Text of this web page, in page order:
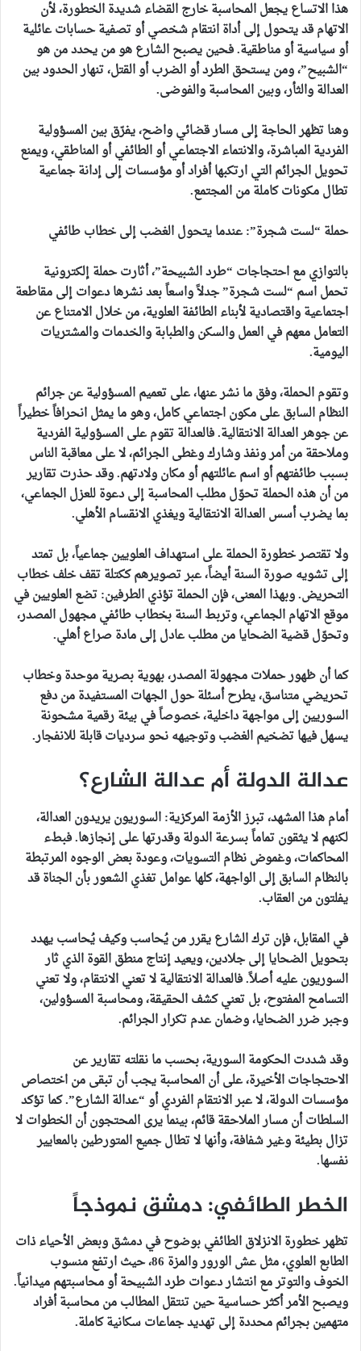
هذا الاتساع يجعل المحاسبة خارج القضاء شديدة الخطورة، لأن
الاتهام قد يتحول إلى أداة انتقام شخصي أو تصفية حسابات عائلية
أو سياسية أو مناطقية. فحين يصبح الشارع هو من يحدد من هو
“الشبيح”، ومن يستحق الطرد أو الضرب أو القتل، تنهار الحدود بين
العدالة والثأر، وبين المحاسبة والفوضى.
وهنا تظهر الحاجة إلى مسار قضائي واضح، يفرّق بين المسؤولية
الفردية المباشرة، والانتماء الاجتماعي أو الطائفي أو المناطقي، ويمنع
تحويل الجرائم التي ارتكبها أفراد أو مؤسسات إلى إدانة جماعية
تطال مكونات كاملة من المجتمع.
حملة “لست شجرة”: عندما يتحول الغضب إلى خطاب طائفي
بالتوازي مع احتجاجات “طرد الشبيحة”، أثارت حملة إلكترونية
تحمل اسم “لست شجرة” جدلاً واسعاً بعد نشرها دعوات إلى مقاطعة
اجتماعية واقتصادية لأبناء الطائفة العلوية، من خلال الامتناع عن
التعامل معهم في العمل والسكن والطبابة والخدمات والمشتريات
اليومية.
وتقوم الحملة، وفق ما نشر عنها، على تعميم المسؤولية عن جرائم
النظام السابق على مكون اجتماعي كامل، وهو ما يمثل انحرافاً خطيراً
عن جوهر العدالة الانتقالية. فالعدالة تقوم على المسؤولية الفردية
وملاحقة من أمر ونفذ وشارك وغطى الجرائم، لا على معاقبة الناس
بسبب طائفتهم أو اسم عائلتهم أو مكان ولادتهم. وقد حذرت تقارير
من أن هذه الحملة تحوّل مطلب المحاسبة إلى دعوة للعزل الجماعي،
بما يضرب أسس العدالة الانتقالية ويغذي الانقسام الأهلي.
ولا تقتصر خطورة الحملة على استهداف العلويين جماعياً، بل تمتد
إلى تشويه صورة السنة أيضاً، عبر تصويرهم ككتلة تقف خلف خطاب
التحريض. وبهذا المعنى، فإن الحملة تؤذي الطرفين: تضع العلويين في
موقع الاتهام الجماعي، وتربط السنة بخطاب طائفي مجهول المصدر،
وتحوّل قضية الضحايا من مطلب عادل إلى مادة صراع أهلي.
كما أن ظهور حملات مجهولة المصدر، بهوية بصرية موحدة وخطاب
تحريضي متناسق، يطرح أسئلة حول الجهات المستفيدة من دفع
السوريين إلى مواجهة داخلية، خصوصاً في بيئة رقمية مشحونة
يسهل فيها تضخيم الغضب وتوجيهه نحو سرديات قابلة للانفجار.
عدالة الدولة أم عدالة الشارع؟
أمام هذا المشهد، تبرز الأزمة المركزية: السوريون يريدون العدالة،
لكنهم لا يثقون تماماً بسرعة الدولة وقدرتها على إنجازها. فبطء
المحاكمات، وغموض نظام التسويات، وعودة بعض الوجوه المرتبطة
بالنظام السابق إلى الواجهة، كلها عوامل تغذي الشعور بأن الجناة قد
يفلتون من العقاب.
في المقابل، فإن ترك الشارع يقرر من يُحاسب وكيف يُحاسب يهدد
بتحويل الضحايا إلى جلادين، ويعيد إنتاج منطق القوة الذي ثار
السوريون عليه أصلاً. فالعدالة الانتقالية لا تعني الانتقام، ولا تعني
التسامح المفتوح، بل تعني كشف الحقيقة، ومحاسبة المسؤولين،
وجبر ضرر الضحايا، وضمان عدم تكرار الجرائم.
وقد شددت الحكومة السورية، بحسب ما نقلته تقارير عن
الاحتجاجات الأخيرة، على أن المحاسبة يجب أن تبقى من اختصاص
مؤسسات الدولة، لا عبر الانتقام الفردي أو “عدالة الشارع”. كما تؤكد
السلطات أن مسار الملاحقة قائم، بينما يرى المحتجون أن الخطوات لا
تزال بطيئة وغير شفافة، وأنها لا تطال جميع المتورطين بالمعايير
نفسها.
الخطر الطائفي: دمشق نموذجاً
تظهر خطورة الانزلاق الطائفي بوضوح في دمشق وبعض الأحياء ذات
الطابع العلوي، مثل عش الورور والمزة 86، حيث ارتفع منسوب
الخوف والتوتر مع انتشار دعوات طرد الشبيحة أو محاسبتهم ميدانياً.
ويصبح الأمر أكثر حساسية حين تنتقل المطالب من محاسبة أفراد
متهمين بجرائم محددة إلى تهديد جماعات سكانية كاملة.